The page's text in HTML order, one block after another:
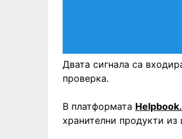
Двата сигнала са
проверка.
В платформата
хранителни продукти из